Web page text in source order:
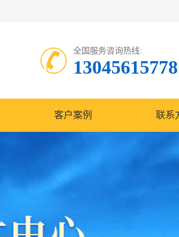
全国服务咨询热线:
13045615778
客户案例 联系